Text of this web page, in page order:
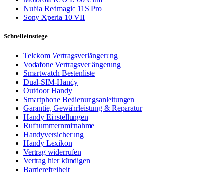
Nubia Redmagic 11S Pro
Sony Xperia 10 VII
Schnelleinstiege
Telekom Vertragsverlängerung
Vodafone Vertragsverlängerung
Smartwatch Bestenliste
Dual-SIM-Handy
Outdoor Handy
Smartphone Bedienungsanleitungen
Garantie, Gewährleistung & Reparatur
Handy Einstellungen
Rufnummernmitnahme
Handyversicherung
Handy Lexikon
Vertrag widerrufen
Vertrag hier kündigen
Barrierefreiheit